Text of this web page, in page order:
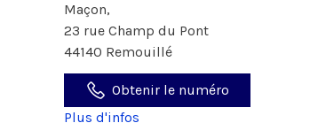
Maçon,
23 rue Champ du Pont
44140 Remouillé
Obtenir le numéro
Plus d'infos